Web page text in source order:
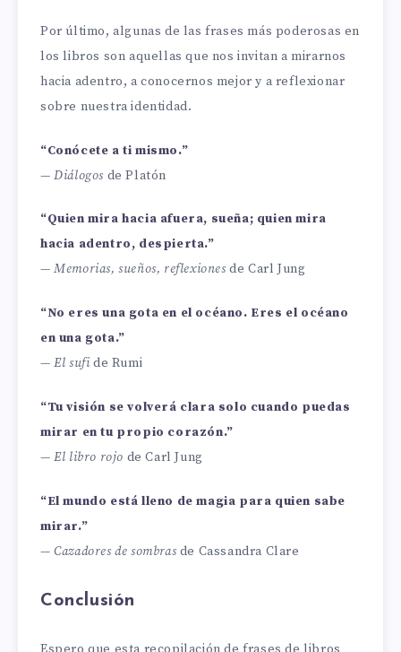
Por último, algunas de las frases más poderosas en
los libros son aquellas que nos invitan a mirarnos
hacia adentro, a conocernos mejor y a reflexionar
sobre nuestra identidad.
“Conócete a ti mismo.”
—Diálogos de Platón
“Quien mira hacia afuera, sueña; quien mira
hacia adentro, despierta.”
—Memorias, sueños, reflexiones de Carl Jung
“No eres una gota en el océano. Eres el océano
en una gota.”
—El sufi de Rumi
“Tu visión se volverá clara solo cuando puedas
mirar en tu propio corazón.”
—El libro rojo de Carl Jung
“El mundo está lleno de magia para quien sabe
mirar.”
—Cazadores de sombras de Cassandra Clare
Conclusión